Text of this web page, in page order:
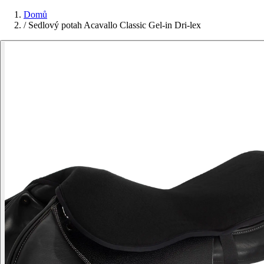
Domů
/ Sedlový potah Acavallo Classic Gel-in Dri-lex